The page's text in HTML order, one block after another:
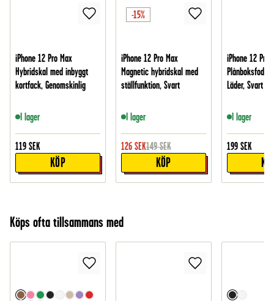
iPhone 12 Pro Max
Hybridskal med inbyggt
kortfack, Genomskinlig
I lager
119 SEK
KÖP
-15%
iPhone 12 Pro Max
Magnetic hybridskal med
ställfunktion, Svart
I lager
126 SEK149 SEK
KÖP
iPhone 12 Pro
Läder, Svart
I lager
199 SEK
Köps ofta tillsammans med